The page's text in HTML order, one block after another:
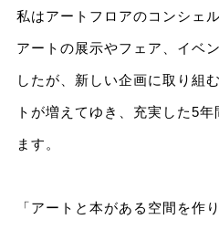
私はアートフロアのコンシェ
アートの展示やフェア、イベ
したが、新しい企画に取り組
トが増えてゆき、充実した5
ます。
「アートと本がある空間を作